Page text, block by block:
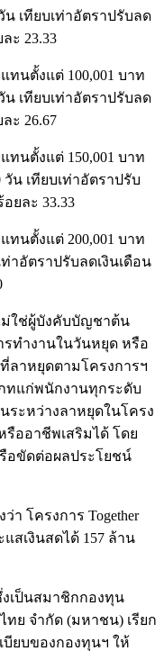
น เทียบเท่าอัตราปรับลด
ะ 23.33
ทนตั้งแต่ 100,001 บาท
น เทียบเท่าอัตราปรับลด
ะ 26.67
ทนตั้งแต่ 150,001 บาท
น เทียบเท่าอัตราปรับ
ยละ 33.33
ทนตั้งแต่ 200,001 บาท
าอัตราปรับลดเงินเดือน
ม่ใช่ผู้บังคับบัญชาต้น
รทำงานในวันหยุด หรือ
ลาหยุดตามโครงการฯ
ทแก่พนักงานทุกระดับ
ระหว่างลาหยุดในโครง
ออาชีพเสริมได้ โดย
อขัดต่อผลประโยชน์
า โครงการ Together
แสเงินสดได้ 157 ล้าน
เป็นสมาชิกกองทุน
ย จำกัด (มหาชน) เรียก
บียบของกองทุนฯ ให้